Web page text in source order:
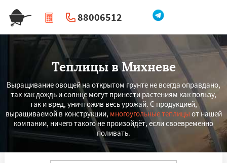
88006512
| Перезвоните мне
Теплицы в Михневе
Выращивание овощей на открытом грунте не всегда оправдано,
так как дождь и солнце могут принести растениям как пользу,
так и вред, уничтожив весь урожай. С продукцией,
выращиваемой в конструкции, многоугольные теплицы от нашей
компании, ничего такого не произойдёт, если своевременно
поливать.